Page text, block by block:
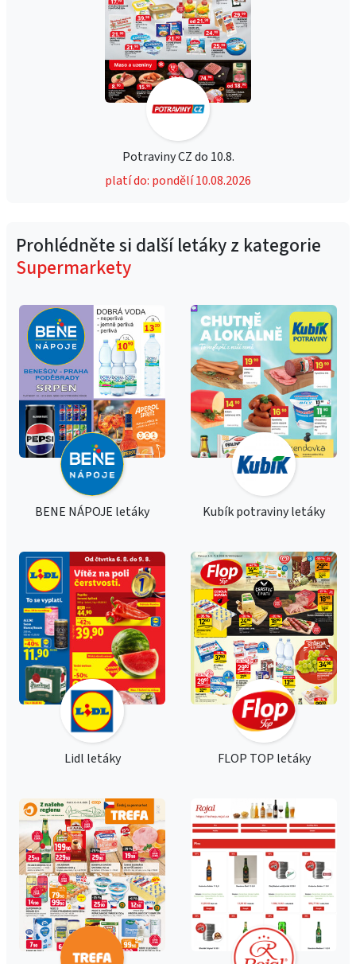
Potraviny CZ do 10.8.
platí do: pondělí 10.08.2026
Prohlédněte si další letáky z kategorie
Supermarkety
BENE NÁPOJE letáky Kubík potraviny letáky
Lidl letáky FLOP TOP letáky